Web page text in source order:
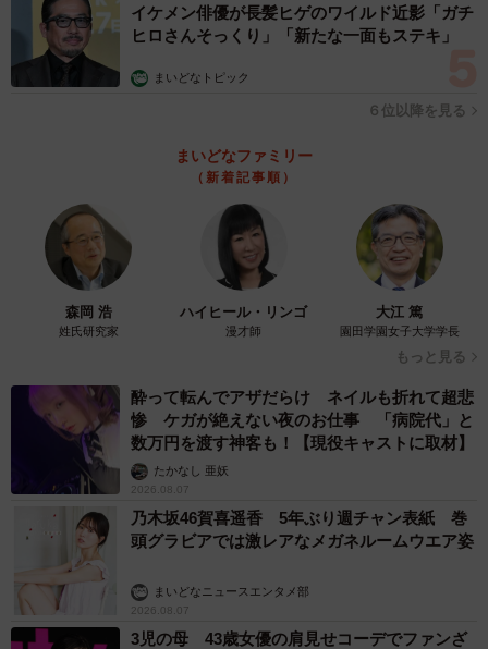
イケメン俳優が長髪ヒゲのワイルド近影「ガチ
ヒロさんそっくり」「新たな一面もステキ」
まいどなトピック
６位以降を見る
まいどなファミリー
（新着記事順）
森岡 浩
姓氏研究家
ハイヒール・リンゴ
漫才師
大江 篤
園田学園女子大学学長
もっと見る
酔って転んでアザだらけ ネイルも折れて超悲
惨 ケガが絶えない夜のお仕事 「病院代」と
数万円を渡す神客も！【現役キャストに取材】
たかなし 亜妖
2026.08.07
乃木坂46賀喜遥香 5年ぶり週チャン表紙 巻
頭グラビアでは激レアなメガネルームウエア姿
まいどなニュースエンタメ部
2026.08.07
3児の母 43歳女優の肩見せコーデでファンざ